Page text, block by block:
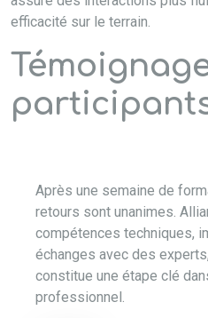
efficacité sur le terrain.
Après une semaine de
retours sont unanimes.
compétences techniques,
échanges avec des
constitue une étape clé
professionnel.